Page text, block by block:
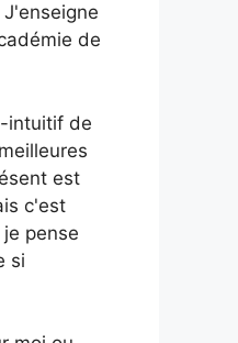
de
intuitif de
est
c'est
pense
si